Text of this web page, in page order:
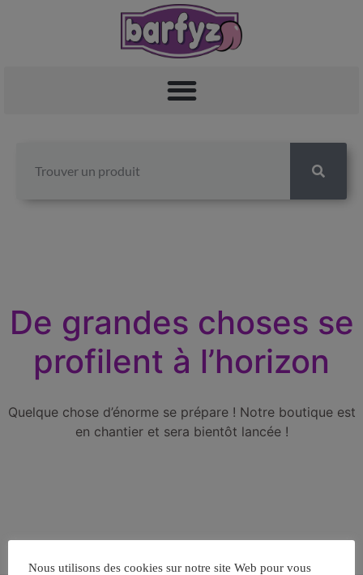
De grandes choses se
profilent à l’horizon
Quelque chose d’énorme se prépare ! Notre boutique est
en chantier et sera bientôt lancée !
Nous utilisons des cookies sur notre site Web pour vous